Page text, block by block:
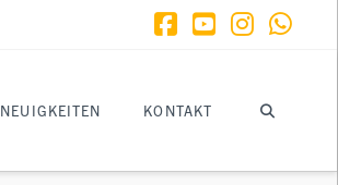
NEUIGKEITEN KONTAKT